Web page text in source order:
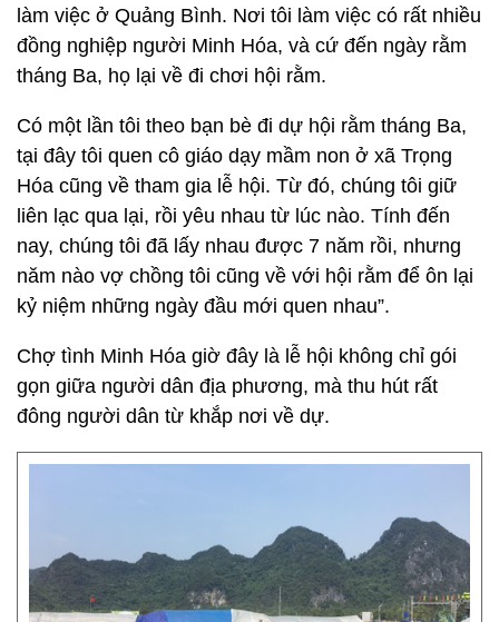
làm việc ở Quảng Bình. Nơi tôi làm việc có rất nhiều
đồng nghiệp người Minh Hóa, và cứ đến ngày rằm
tháng Ba, họ lại về đi chơi hội rằm.
Có một lần tôi theo bạn bè đi dự hội rằm tháng Ba,
tại đây tôi quen cô giáo dạy mầm non ở xã Trọng
Hóa cũng về tham gia lễ hội. Từ đó, chúng tôi giữ
liên lạc qua lại, rồi yêu nhau từ lúc nào. Tính đến
nay, chúng tôi đã lấy nhau được 7 năm rồi, nhưng
năm nào vợ chồng tôi cũng về với hội rằm để ôn lại
kỷ niệm những ngày đầu mới quen nhau”.
Chợ tình Minh Hóa giờ đây là lễ hội không chỉ gói
gọn giữa người dân địa phương, mà thu hút rất
đông người dân từ khắp nơi về dự.